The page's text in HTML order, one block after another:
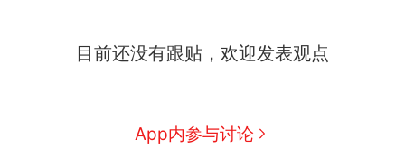
目前还没有跟贴，欢迎发表观点
App内参与讨论